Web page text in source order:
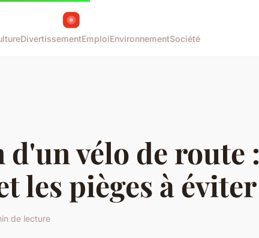
DivertissementEmploiEnvironnementSociété
vélo de route :
les pièges à éviter
de lecture